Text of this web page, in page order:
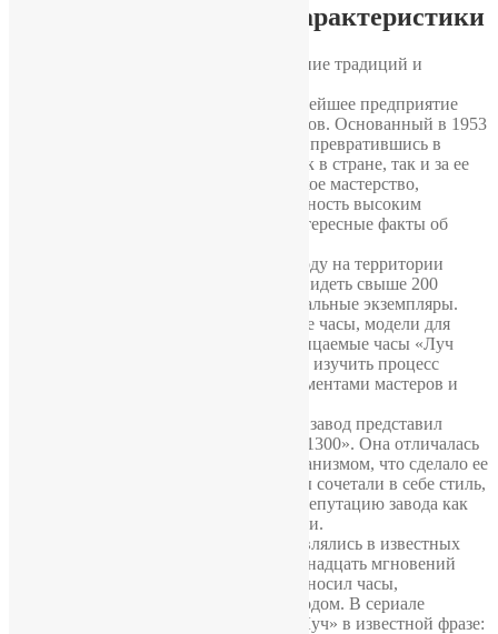
Подробное описание и характеристики
Минский часовой завод «Луч»: сочетание традиций и
Минский часовой завод «Луч» – крупнейшее предприятие
Беларуси, занимающееся выпуском часов. Основанный в 1953
году, он прошел долгий путь развития, превратившись в
узнаваемый бренд, востребованный как в стране, так и за ее
пределами. Завод воплощает белорусское мастерство,
современные технологии и приверженность высоким
стандартам качества. Представляем интересные факты об
1. Музей часового искусства. В 2020 году на территории
завода был открыт музей, где можно увидеть свыше 200
моделей часов, включая редкие и уникальные экземпляры.
Среди них – специальные медицинские часы, модели для
шахтеров, а также первые водонепроницаемые часы «Луч
Фаворит Амфибия». Посетители могут изучить процесс
создания часов, ознакомиться с инструментами мастеров и
2. Первая женская модель. В 1964 году завод представил
первую женскую модель часов – «Луч-1300». Она отличалась
изящным дизайном и компактным механизмом, что сделало ее
популярной среди женщин СССР. Часы сочетали в себе стиль,
надежность и точность, что укрепило репутацию завода как
производителя качественной продукции.
3. Часы в кино. Часы «Луч» не раз появлялись в известных
кинолентах. В культовом фильме «Семнадцать мгновений
весны» персонаж Вячеслава Тихонова носил часы,
произведенные Минским часовым заводом. В сериале
«Бригада» один из героев упоминал «Луч» в известной фразе: